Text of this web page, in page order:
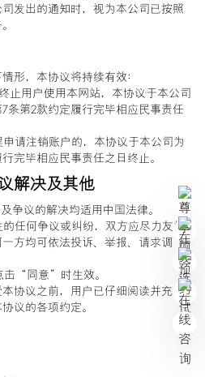
发出的通知时，视为本公司已按照
形，本协议将持续有效：
止用户使用本网站，本协议于本公司
条第2款约定履行完毕相应民事责任
请注销账户的，本协议于本公司为
完毕相应民事责任之日终止。
解决及其他
争议的解决均适用中国法律。
任何争议或纠纷，双方应尽力友好
方均可依法投诉、举报、请求调
击“同意”时生效。
协议之前，用户已仔细阅读并充分
议的各项约定。